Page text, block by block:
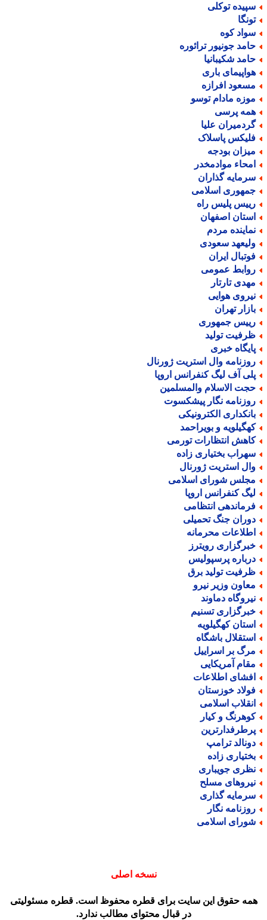
توکلی
کوه
جونیور ترائوره
شکیبانیا
باری
افرازه
مادام توسو
پرسی
علیا
پاسلاک
بودجه
موادمخدر
گذاران
اسلامی
پلیس راه
اصفهان
مردم
سعودی
ایران
عمومی
تارتار
هوایی
تهران
جمهوری
تولید
خبری
وال استریت ژورنال
آف لیگ کنفرانس اروپا
الاسلام والمسلمین
نگار پیشکسوت
الکترونیکی
و بویراحمد
انتظارات تورمی
بختیاری زاده
استریت ژورنال
شورای اسلامی
کنفرانس اروپا
انتظامی
جنگ تحمیلی
محرمانه
رویترز
پرسپولیس
تولید برق
وزیر نیرو
دماوند
تسنیم
کهگیلویه
باشگاه
بر اسراییل
آمریکایی
اطلاعات
خوزستان
اسلامی
و کیار
ترامپ
زاده
جویباری
مسلح
گذاری
نگار
اسلامی
نسخه اصلی
حقوق این سایت برای قطره محفوظ است. قطره مسئولیتی
در قبال محتوای مطالب ندارد.